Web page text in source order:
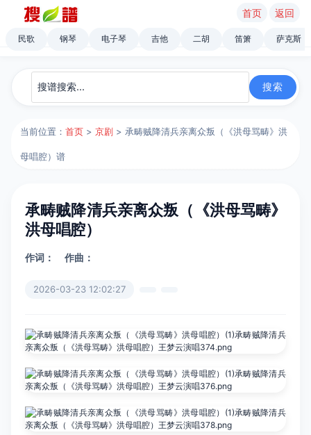
首页 返回
民歌 钢琴 电子琴 吉他 二胡 笛箫 萨克斯
当前位置：首页 >京剧 > 承畴贼降清兵亲离众叛（《洪母骂畴》洪
母唱腔）谱
承畴贼降清兵亲离众叛（《洪母骂畴》
洪母唱腔）
作词： 作曲：
2026-03-23 12:02:27